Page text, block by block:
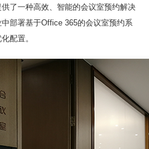
了一种高效、智能的会议室预约解决
部署基于Office 365的会议室预约系
配置。